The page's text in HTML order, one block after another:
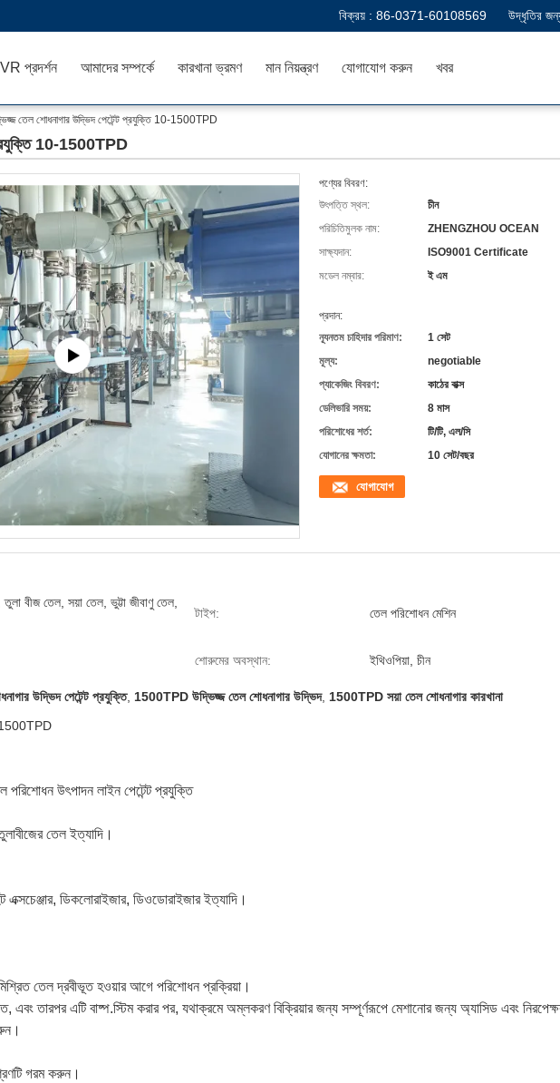
বিক্রয় : 86-0371-60108569 উদ্ধৃতির
VR প্রদর্শন আমাদের সম্পর্কে কারখানা ভ্রমণ মান নিয়ন্ত্রণ যোগাযোগ করুন খবর
তেল শোধনাগার উদ্ভিদ পেটেন্ট প্রযুক্তি 10-1500TPD
প্রযুক্তি 10-1500TPD
পণ্যের বিবরণ:
উৎপত্তি স্থল:
চীন
পরিচিতিমুলক নাম:
ZHENGZHOU OCEAN
সাক্ষ্যদান:
ISO9001 Certificate
মডেল নম্বার:
ই এম
প্রদান:
ন্যূনতম চাহিদার পরিমাণ:
1 সেট
মূল্য:
negotiable
প্যাকেজিং বিবরণ:
কাঠের বাক্স
ডেলিভারি সময়:
8 মাস
পরিশোধের শর্ত:
টি/টি, এল/সি
যোগানের ক্ষমতা:
10 সেট/বছর
যোগাযোগ
তুলা বীজ তেল, সয়া তেল, ভুট্টা জীবাণু তেল,
টাইপ: তেল পরিশোধন মেশিন
শোরুমের অবস্থান: ইথিওপিয়া, চীন
উদ্ভিদ পেটেন্ট প্রযুক্তি, 1500TPD উদ্ভিজ্জ তেল শোধনাগার উদ্ভিদ, 1500TPD সয়া তেল শোধনাগার কারখানা
1500TPD
উৎপাদন লাইন পেটেন্ট প্রযুক্তি
তেল ইত্যাদি।
এক্সচেঞ্জার, ডিকলোরাইজার, ডিওডোরাইজার ইত্যাদি।
তেল দ্রবীভূত হওয়ার আগে পরিশোধন প্রক্রিয়া।
এবং তারপর এটি বাষ্প.স্টিম করার পর, যথাক্রমে অম্লকরণ বিক্রিয়ার জন্য সম্পূর্ণরূপে মেশানোর জন্য অ্যাসিড এবং
গরম করুন।